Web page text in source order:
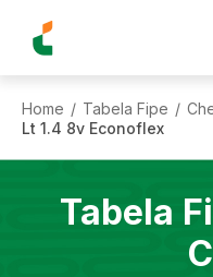
Home / Tabela Fipe /
Lt 1.4 8v Econoflex
Tabela